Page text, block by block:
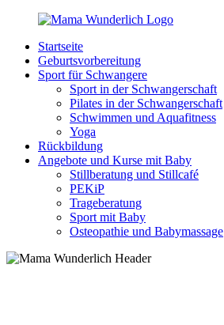
Zurück
Inhalt
MamaWunderlich.de
Mutti
sein
wunderbar!
Startseite
Geburtsvorbereitung
Sport für Schwangere
Sport in der Schwangerschaft
Pilates in der Schwangerschaft
Schwimmen und Aquafitness
Yoga
Rückbildung
Angebote und Kurse mit Baby
Stillberatung und Stillcafé
PEKiP
Trageberatung
Sport mit Baby
Osteopathie und Babymassage